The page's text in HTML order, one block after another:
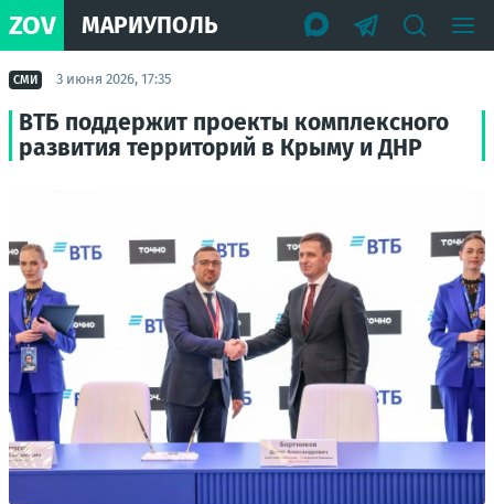
ZOV МАРИУПОЛЬ
СМИ 3 июня 2026, 17:35
ВТБ поддержит проекты комплексного
развития территорий в Крыму и ДНР